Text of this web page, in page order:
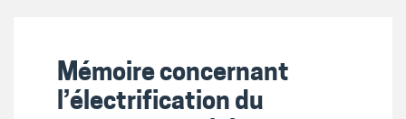
Mémoire concernant
l’électrification du